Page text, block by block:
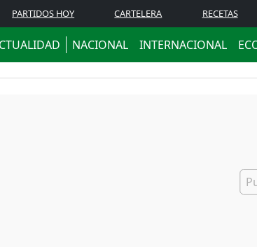
PARTIDOS HOY CARTELERA RECETAS
NACIONAL INTERNACIONAL